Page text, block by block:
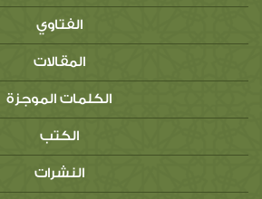
الفتاوي
المقالات
الكلمات الموجزة
الكتب
النشرات